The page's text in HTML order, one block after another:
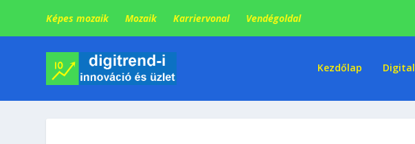
Képes mozaik Mozaik Karriervonal Vendégoldal
Kezdőlap